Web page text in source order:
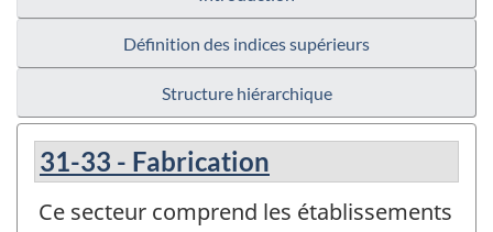
Définition des indices supérieurs
Structure hiérarchique
31-33 - Fabrication
Ce secteur comprend les établissements